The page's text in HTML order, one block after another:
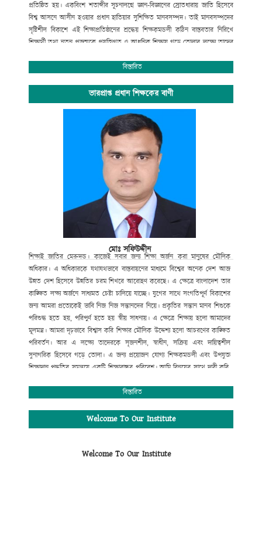
প্রতিষ্ঠিত হয়। একবিংশ শতাব্দীর সূচনালগ্নে জ্ঞান-বিজ্ঞানের স্রোতধারায় জাতি হিসেবে
বিশ্ব আসনে আসীন হওয়ার প্রধান হাতিয়ার সুশিক্ষিত মানবসম্পদ। তাই মানবসম্পদের
সৃষ্টিশীল বিকাশে এই শিক্ষাপ্রতিষ্ঠানের শ্রদ্ধেয় শিক্ষকমন্ডলী কঠিন বাস্তবতার নিরিখে
শিক্ষার্থী তথা নতুন প্রজন্মকে প্রযুক্তিগত ও আধুনিক শিক্ষায় গড়ে তোলার লক্ষ্যে তাদের
অপ্রতিরোধ্য অগ্রযাত্রায় এগিয়ে যাচ্ছে বাংলাদেশের শিক্ষা ব্যবস্থা। বিদ্যালয়ে গতানুগতিক
শিক্ষার্থীদের উৎসাহ প্রদানেও উক্ত শিক্ষাপ্রতিষ্ঠান বদ্ধপরিকর।
সাংস্কৃতিক বিকাশ, প্রগতিশীল চিন্তা, শৃঙ্খলা, নিরাপত্তা ও নিরবচ্ছিন্ন শান্তির মূল্যবোধকে
ধারণ করে আমাদের এই স্বাপ্নিক যাত্রায় সকল শিক্ষক, শিক্ষার্থী, অভিভাবক ও
গুণিজনসহ সংশ্লিষ্ট সকলের ঐকান্তিক সহযোগিতা প্রত্যাশা করছি। এই শিক্ষা প্রতিষ্ঠানের
সর্বাঙ্গীন উন্নতি ও ভবিষ্যৎ পরিকল্পনা রুপায়নে গঠনমূলক সমালোচনাসহ আপনাদের
মূল্যবান পরামর্শ ও সহযোগিতা আমাদের কাম্য।
গোকুলখালী মাধ্যমিক বিদ্যালয়
আলমডাঙ্গা, চুয়াডাঙ্গা।
বিস্তারিত
ভারপ্রাপ্ত প্রধান শিক্ষকের বাণী
মোঃ সফিউদ্দীন
শিক্ষাই জাতির মেরুদন্ড। কাজেই সবার জন্য শিক্ষা অর্জন করা মানুষের মৌলিক
অধিকার। এ অধিকারকে যথাযথভাবে বাস্তবায়নের মাধ্যমে বিশ্বের অনেক দেশ আজ
উন্নত দেশ হিসেবে উন্নতির চরম শিখরে আরোহণ করেছে। এ ক্ষেত্রে বাংলাদেশ তার
কাঙ্ক্ষিত লক্ষ্য অর্জনে সাধ্যমত চেষ্টা চালিয়ে যাচ্ছে। যুগের সাথে সংগতিপূর্ণ বিকাশের
জন্য আমরা প্রত্যেকেই ভাবি নিজ নিজ সন্তানদের নিয়ে। প্রকৃতির সন্তান মানব শিশুকে
পরিশুদ্ধ হতে হয়, পরিপুর্ণ হতে হয় স্বীয় সাধনায়। এ ক্ষেত্রে শিক্ষায় হলো আমাদের
মূলমন্ত্র। আমরা দৃঢ়ভাবে বিশ্বাস করি শিক্ষার মৌলিক উদ্দেশ্য হলো আচরণের কাঙ্ক্ষিত
পরিবর্তন। আর এ লক্ষ্যে তাদেরকে সৃজনশীল,স্বাধীন,সক্রিয় এবং দায়িত্বশীল
সুনাগরিক হিসেবে গড়ে তোলা। এ জন্য প্রয়োজন যোগ্য শিক্ষকমন্ডলী এবং উপযুক্ত
শিক্ষাদান পদ্ধতির সমন্বয়ে একটি শিক্ষাবান্ধব পরিবেশ। আমি বিনয়ের সাথে দাবী করি,
প্রতিষ্ঠানটিতে
প্রধান শিক্ষক (ভারপ্রাপ্ত)
বিস্তারিত
Welcome To Our Institute
Welcome To Our Institute